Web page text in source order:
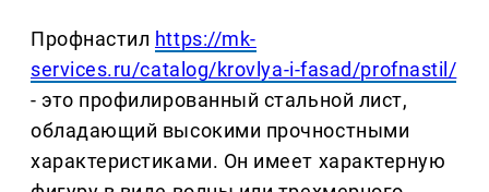
Профнастил https://mk-
services.ru/catalog/krovlya-i-fasad/profnastil/
- это профилированный стальной лист,
обладающий высокими прочностными
характеристиками. Он имеет характерную